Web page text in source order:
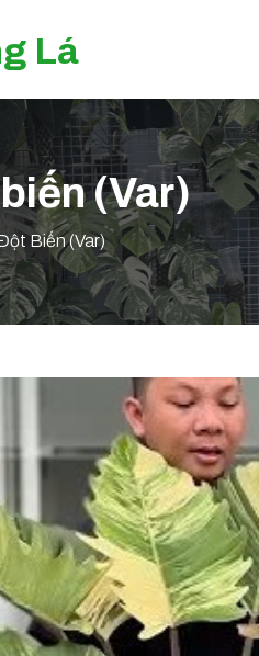
Lá
(Var)
Biến (Var)